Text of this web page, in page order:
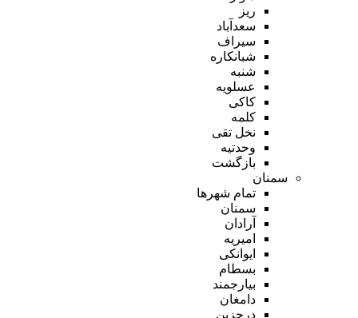
ریز
سعدآباد
سیراف
شبانکاره
شنبه
عسلویه
کاکی
کلمه
نخل تقی
وحدتیه
بازگشت
سمنان
تمام شهر‌ها
سمنان
آرادان
امیریه
ایوانکی
بسطام
بیارجمند
دامغان
درجزین